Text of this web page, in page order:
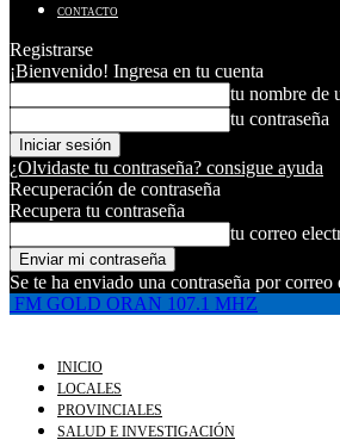
CONTACTO
Registrarse
¡Bienvenido! Ingresa en tu cuenta
tu nombre de
tu contraseña
¿Olvidaste tu contraseña? consigue ayuda
Recuperación de contraseña
Recupera tu contraseña
tu correo
Se te ha enviado una contraseña por correo
FM GOLD ORAN 107.1 MHZ
INICIO
LOCALES
PROVINCIALES
SALUD E INVESTIGACIÓN